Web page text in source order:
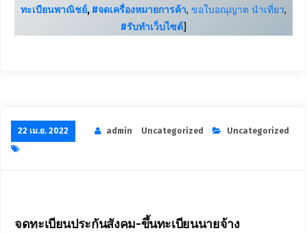
ทะเบียนพาณิชย์, #จดเครื่องหมายการค้า, ขอใบอณุญาต นำเที่ยว,
#รับทำเว็บไซต์]
22 เม.ย. 2022 admin Uncategorized Uncategorized
จดทะเบียนประกันสังคม-ขึ้นทะเบียนนายจ้าง